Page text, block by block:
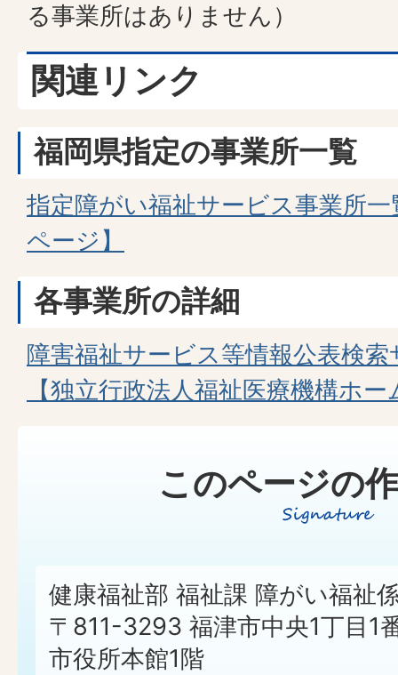
る事業所はありません）
関連リンク
福岡県指定の事業所一覧
指定障がい福祉サービス事業所
ページ】
各事業所の詳細
障害福祉サービス等情報公表検
【独立行政法人福祉医療機構ホ
このページの
健康福祉部 福祉課 障がい福祉
〒811-3293 福津市中央1丁目1
市役所本館1階